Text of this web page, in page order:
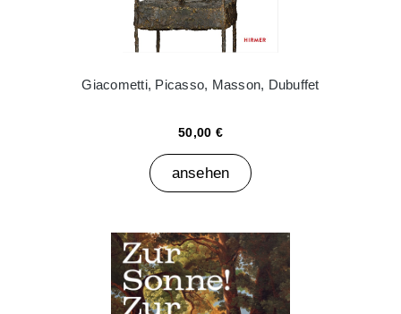
Giacometti, Picasso, Masson, Dubuffet
50,00 €
ansehen